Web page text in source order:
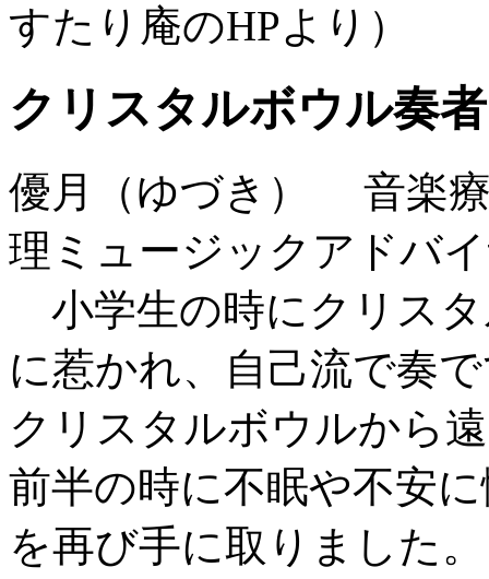
すたり庵のHPより）
クリスタルボウル奏
優月（ゆづき）
音楽療
理ミュージックアドバ
小学生の時にクリス
に惹かれ、自己流で奏
クリスタルボウルから
前半の時に不眠や不安
を再び手に取りました